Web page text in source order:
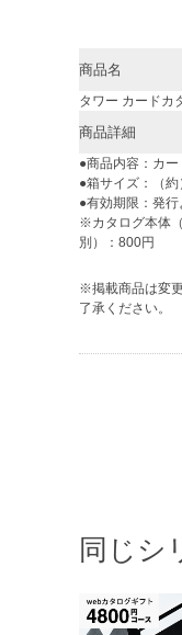
商品名
タワー カードカ
商品詳細
●商品内容：カー
●箱サイズ：（
●有効期限：発行
※カタログ本体
別）：800円
※掲載商品は変
了承ください。
同じシ